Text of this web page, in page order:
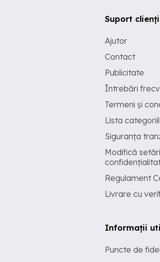
Suport clienți
Ajutor
Contact
Publicitate
Întrebări
Termeni și
Lista
Siguranța
Modifică
Regulament
Livrare cu
Informații
Puncte de